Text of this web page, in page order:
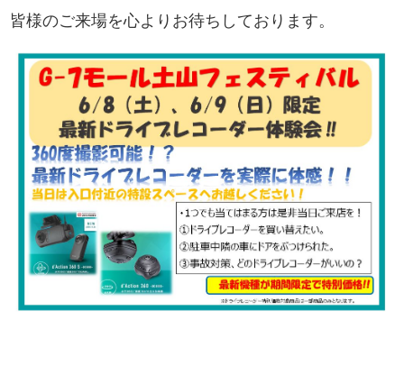
皆様のご来場を心よりお待ちしております。